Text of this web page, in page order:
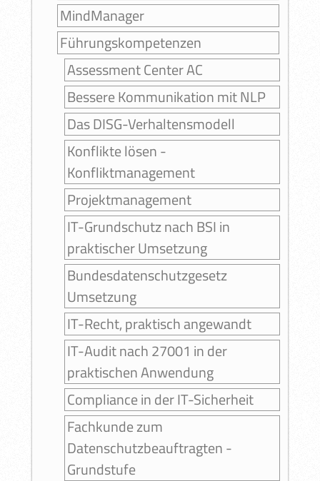
MindManager
Führungskompetenzen
Assessment Center AC
Bessere Kommunikation mit NLP
Das DISG-Verhaltensmodell
Konflikte lösen -
Konfliktmanagement
Projektmanagement
IT-Grundschutz nach BSI in
praktischer Umsetzung
Bundesdatenschutzgesetz
Umsetzung
IT-Recht, praktisch angewandt
IT-Audit nach 27001 in der
praktischen Anwendung
Compliance in der IT-Sicherheit
Fachkunde zum
Datenschutzbeauftragten -
Grundstufe